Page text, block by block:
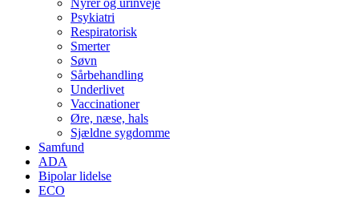
Nyrer og urinveje
Psykiatri
Respiratorisk
Smerter
Søvn
Sårbehandling
Underlivet
Vaccinationer
Øre, næse, hals
Sjældne sygdomme
Samfund
ADA
Bipolar lidelse
ECO